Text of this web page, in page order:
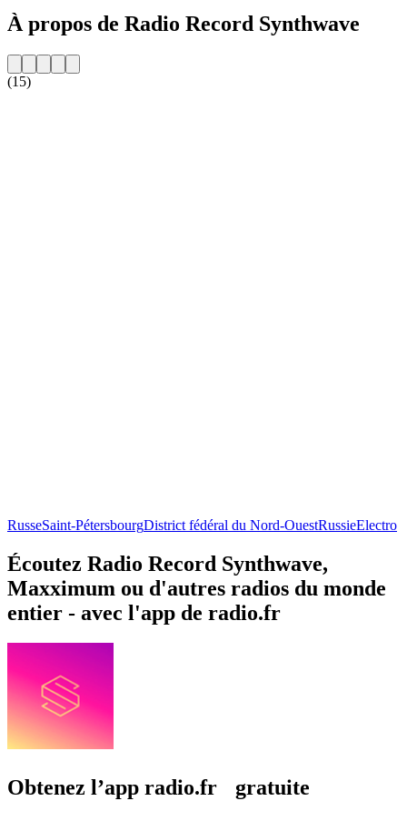
À propos de Radio Record Synthwave
(15)
RusseSaint-PétersbourgDistrict fédéral du Nord-OuestRussieElectro
Écoutez Radio Record Synthwave,
Maxximum ou d'autres radios du monde
entier - avec l'app de radio.fr
Obtenez l’app radio.fr gratuite